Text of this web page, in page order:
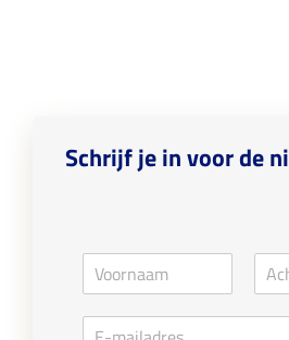
Schrijf je in voor de
N
V
o
A
c
E